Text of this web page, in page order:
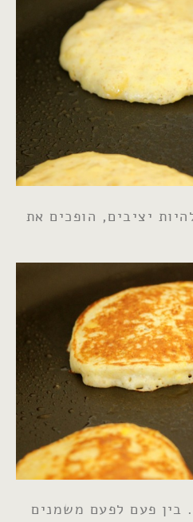
יציבים, הופכים את
בין פעם לפעם משמנים